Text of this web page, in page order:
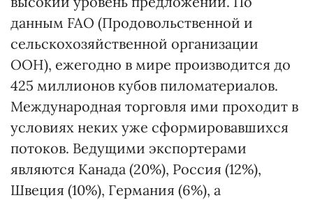
данным FAO (Продовольственной и
сельскохозяйственной организации
ООН), ежегодно в мире производится до
425 миллионов кубов пиломатериалов.
Международная торговля ими проходит в
условиях неких уже сформировавшихся
потоков. Ведущими экспортерами
являются Канада (20%), Россия (12%),
Швеция (10%), Германия (6%), а